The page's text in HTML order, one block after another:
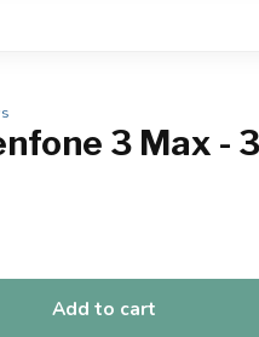
3 Max -
Add to cart